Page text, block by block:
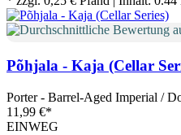
Põhjala - Kaja (Cellar
Porter - Barrel-Aged Imperial /
11,99 €*
EINWEG